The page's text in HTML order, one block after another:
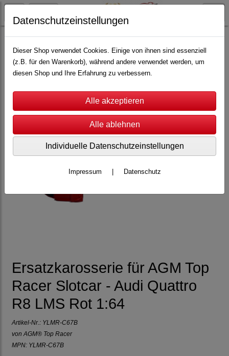
Top-Racer Scale 1:64 Ersatzkarosserien
Ersatzkarosserie für AGM Top
Racer Slotcar - Audi Quattro
R8 LMS Rot 1:64
Artikel-Nr.: YLMR-C67B
von AGM® Top Racer
MPN: YLMR-C67B
Datenschutzeinstellungen
Dieser Shop verwendet Cookies. Einige von ihnen sind essenziell
(z.B. für den Warenkorb), während andere verwendet werden, um
diesen Shop und Ihre Erfahrung zu verbessern.
Individuelle Datenschutzeinstellungen
Impressum Datenschutz